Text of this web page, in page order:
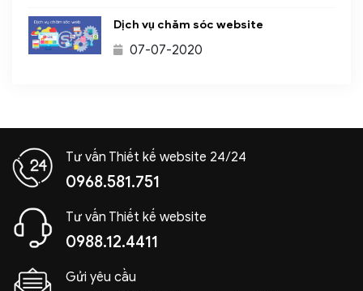
Dịch vụ chăm sóc website
07-07-2020
Tư vấn Thiết kế website 24/24
0968.581.751
Tư vấn Thiết kế website
0988.12.4411
Gửi yêu cầu